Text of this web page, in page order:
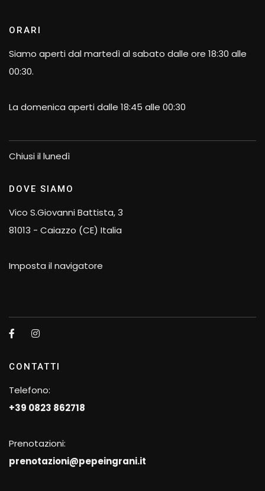
ORARI
Siamo aperti dal martedì al sabato dalle ore 18:30 alle
00:30.
La domenica aperti dalle 18:45 alle 00:30
Chiusi il lunedì
DOVE SIAMO
Vico S.Giovanni Battista, 3
81013 - Caiazzo (CE) Italia
Imposta il navigatore
CONTATTI
Telefono:
+39 0823 862718
Prenotazioni:
prenotazioni@pepeingrani.it